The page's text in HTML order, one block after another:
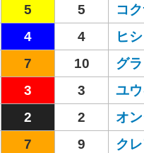
5 5 コ
4 4 ヒ
7 10 グ
3 3 ユ
2 2 オ
7 9 ク